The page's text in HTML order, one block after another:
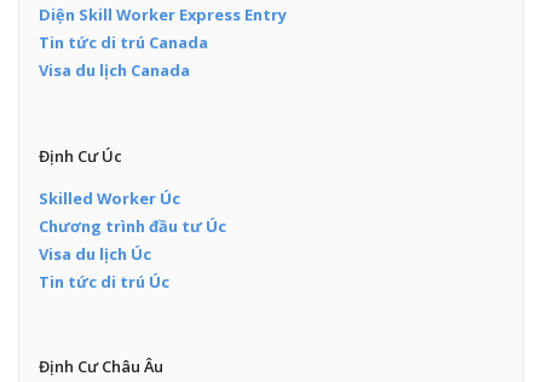
Diện Skill Worker Express Entry
Tin tức di trú Canada
Visa du lịch Canada
Định Cư Úc
Skilled Worker Úc
Chương trình đầu tư Úc
Visa du lịch Úc
Tin tức di trú Úc
Định Cư Châu Âu